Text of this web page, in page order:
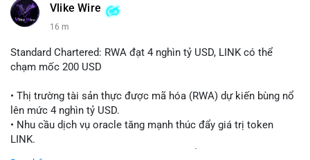
lớn khác. Đáng chú ý, thanh lý Short chiếm tới 81,7% tổng 35,7
triệu USD thanh lý trong 24h, cho thấy phe bán đang yếu thế.
- DeFi & Công nghệ: Standard Chartered dự báo thị trường RWA
sẽ bùng nổ lên 4 nghìn tỷ USD, kéo theo giá trị token LINK có
hoàn tất thương vụ mua lại startup stablecoin BVNK trị giá 1,8
tỷ USD, đánh dấu bước tiến lớn trong thanh toán số.
- Quy định & Pháp lý: FCA Anh đang xây dựng khung pháp lý
cho vàng mã hóa, trong khi CLARITY Act tại Mỹ được cựu Bộ
Vlike Wire
16 m
Standard Chartered: RWA đạt 4 nghìn tỷ USD, LINK có thể
chạm mốc 200 USD
• Thị trường tài sản thực được mã hóa (RWA) dự kiến bùng nổ
lên mức 4 nghìn tỷ USD.
• Nhu cầu dịch vụ oracle tăng mạnh thúc đẩy giá trị token
LINK.